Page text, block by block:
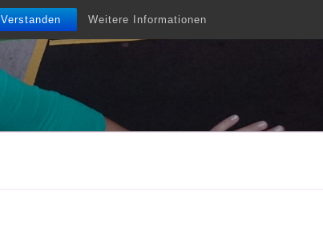
Verstanden Weitere Informationen